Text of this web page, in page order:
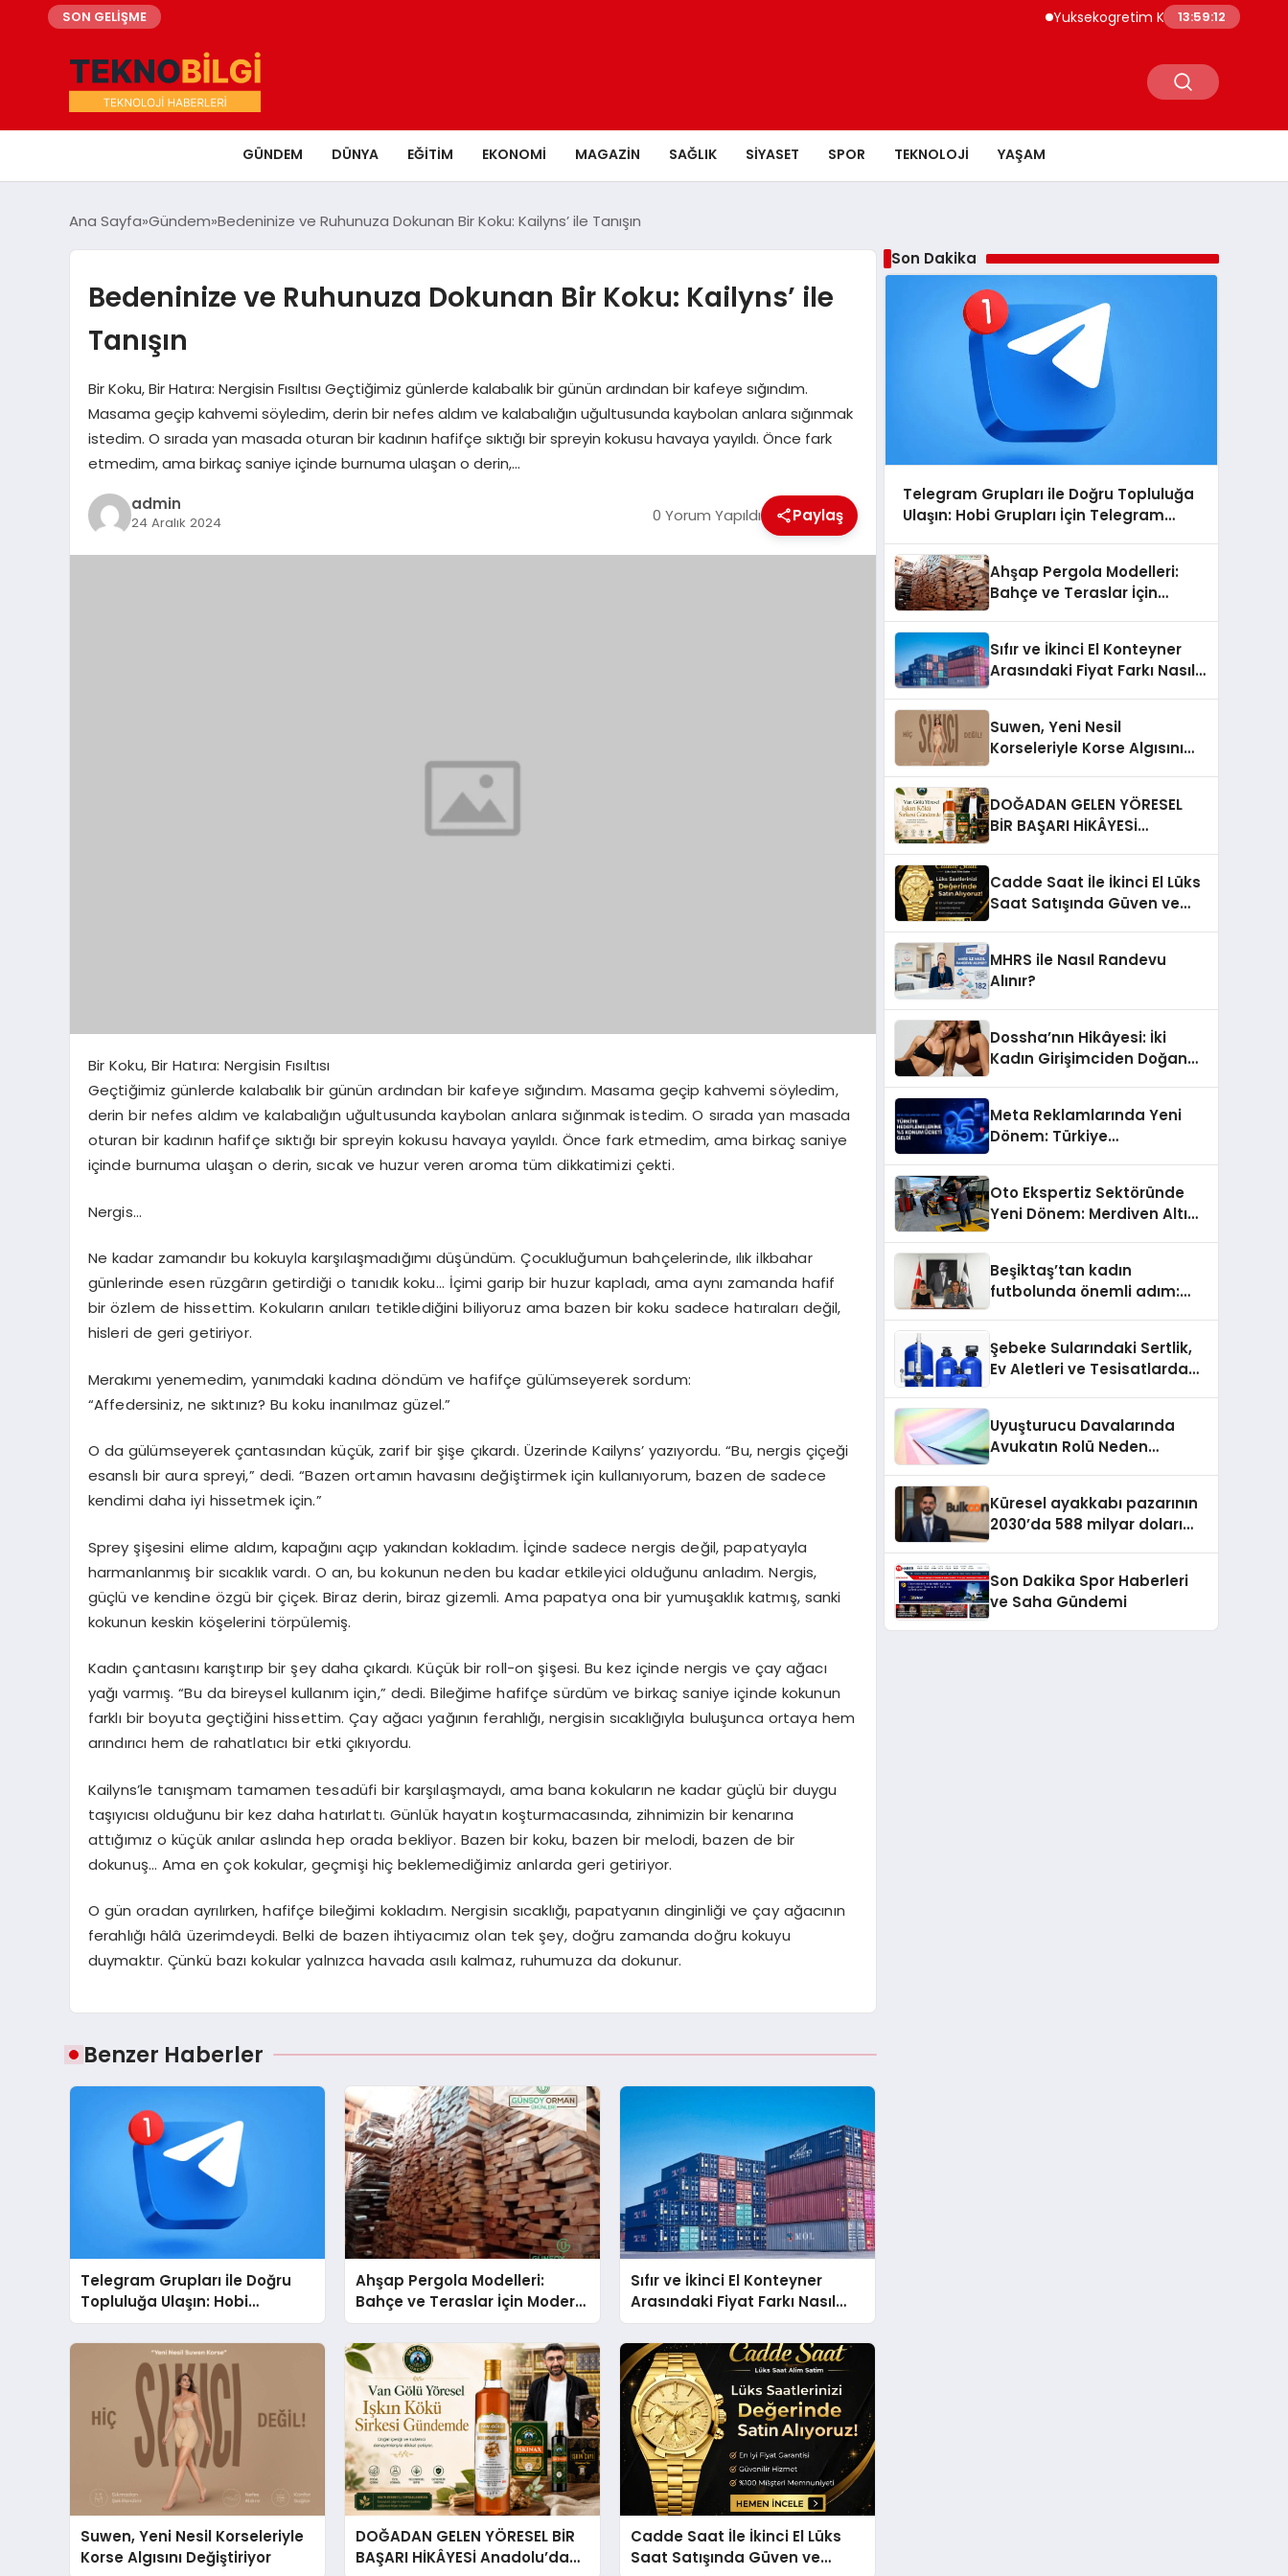
SON GELİŞME Yuksekogretim Kurumu Dijital
13:59:13
GÜNDEM DÜNYA EĞITIM EKONOMI MAGAZIN SAĞLIK SIYASET SPOR TEKNOLOJI YAŞAM
Ana Sayfa Gündem Bedeninize ve Ruhunuza Dokunan Bir Koku: Kailyns’ ile Tanışın
Bedeninize ve Ruhunuza Dokunan Bir Koku: Kailyns’ ile
Tanışın
Bir Koku, Bir Hatıra: Nergisin Fısıltısı Geçtiğimiz günlerde kalabalık bir günün ardından bir kafeye sığındım.
Masama geçip kahvemi söyledim, derin bir nefes aldım ve kalabalığın uğultusunda kaybolan anlara sığınmak
istedim. O sırada yan masada oturan bir kadının hafifçe sıktığı bir spreyin kokusu havaya yayıldı. Önce fark
etmedim, ama birkaç saniye içinde burnuma ulaşan o derin,…
admin
24 Aralık 2024 0 Yorum Yapıldı Paylaş
Bir Koku, Bir Hatıra: Nergisin Fısıltısı
Geçtiğimiz günlerde kalabalık bir günün ardından bir kafeye sığındım. Masama geçip kahvemi söyledim,
derin bir nefes aldım ve kalabalığın uğultusunda kaybolan anlara sığınmak istedim. O sırada yan masada
oturan bir kadının hafifçe sıktığı bir spreyin kokusu havaya yayıldı. Önce fark etmedim, ama birkaç saniye
içinde burnuma ulaşan o derin, sıcak ve huzur veren aroma tüm dikkatimizi çekti.
Nergis…
Ne kadar zamandır bu kokuyla karşılaşmadığımı düşündüm. Çocukluğumun bahçelerinde, ılık ilkbahar
günlerinde esen rüzgârın getirdiği o tanıdık koku… İçimi garip bir huzur kapladı, ama aynı zamanda hafif
bir özlem de hissettim. Kokuların anıları tetiklediğini biliyoruz ama bazen bir koku sadece hatıraları değil,
hisleri de geri getiriyor.
Merakımı yenemedim, yanımdaki kadına döndüm ve hafifçe gülümseyerek sordum:
“Affedersiniz, ne sıktınız? Bu koku inanılmaz güzel.”
O da gülümseyerek çantasından küçük, zarif bir şişe çıkardı. Üzerinde Kailyns’ yazıyordu. “Bu, nergis çiçeği
esanslı bir aura spreyi,” dedi. “Bazen ortamın havasını değiştirmek için kullanıyorum, bazen de sadece
kendimi daha iyi hissetmek için.”
Sprey şişesini elime aldım, kapağını açıp yakından kokladım. İçinde sadece nergis değil, papatyayla
harmanlanmış bir sıcaklık vardı. O an, bu kokunun neden bu kadar etkileyici olduğunu anladım. Nergis,
güçlü ve kendine özgü bir çiçek. Biraz derin, biraz gizemli. Ama papatya ona bir yumuşaklık katmış, sanki
kokunun keskin köşelerini törpülemiş.
Kadın çantasını karıştırıp bir şey daha çıkardı. Küçük bir roll-on şişesi. Bu kez içinde nergis ve çay ağacı
yağı varmış. “Bu da bireysel kullanım için,” dedi. Bileğime hafifçe sürdüm ve birkaç saniye içinde kokunun
farklı bir boyuta geçtiğini hissettim. Çay ağacı yağının ferahlığı, nergisin sıcaklığıyla buluşunca ortaya hem
arındırıcı hem de rahatlatıcı bir etki çıkıyordu.
Kailyns’le tanışmam tamamen tesadüfi bir karşılaşmaydı, ama bana kokuların ne kadar güçlü bir duygu
taşıyıcısı olduğunu bir kez daha hatırlattı. Günlük hayatın koşturmacasında, zihnimizin bir kenarına
attığımız o küçük anılar aslında hep orada bekliyor. Bazen bir koku, bazen bir melodi, bazen de bir
dokunuş… Ama en çok kokular, geçmişi hiç beklemediğimiz anlarda geri getiriyor.
O gün oradan ayrılırken, hafifçe bileğimi kokladım. Nergisin sıcaklığı, papatyanın dinginliği ve çay ağacının
ferahlığı hâlâ üzerimdeydi. Belki de bazen ihtiyacımız olan tek şey, doğru zamanda doğru kokuyu
duymaktır. Çünkü bazı kokular yalnızca havada asılı kalmaz, ruhumuza da dokunur.
Benzer Haberler
Telegram Grupları ile Doğru
Topluluğa Ulaşın: Hobi
Grupları İçin Telegram
Kullanımı
Ahşap Pergola Modelleri:
Bahçe ve Teraslar İçin Modern
Tasarım Fikirleri
Sıfır ve İkinci El Konteyner
Arasındaki Fiyat Farkı Nasıl
Oluşur?
Suwen, Yeni Nesil Korseleriyle
Korse Algısını Değiştiriyor
DOĞADAN GELEN YÖRESEL BİR
BAŞARI HİKÂYESİ Anadolu’dan
Cadde Saat İle İkinci El Lüks
Saat Satışında Güven ve
Son Dakika
Telegram Grupları ile Doğru Topluluğa
Ulaşın: Hobi Grupları İçin Telegram
Ahşap Pergola Modelleri:
Bahçe ve Teraslar İçin
Sıfır ve İkinci El Konteyner
Arasındaki Fiyat Farkı Nasıl
Suwen, Yeni Nesil
Korseleriyle Korse Algısını
DOĞADAN GELEN YÖRESEL
BİR BAŞARI HİKÂYESİ
Yöresel Işkın Kökü Sirkesi
Cadde Saat İle İkinci El Lüks
Saat Satışında Güven ve
MHRS ile Nasıl Randevu
Alınır?
Dossha’nın Hikâyesi: İki
Kadın Girişimciden Doğan
Meta Reklamlarında Yeni
Dönem: Türkiye
Oto Ekspertiz Sektöründe
Yeni Dönem: Merdiven Altı
Beşiktaş’tan kadın
futbolunda önemli adım:
Gündoğdu kulüp hafızasını
geleceğe taşıyacak
Şebeke Sularındaki Sertlik,
Ev Aletleri ve Tesisatlarda
Uyuşturucu Davalarında
Avukatın Rolü Neden
Küresel ayakkabı pazarının
2030’da 588 milyar doları
Son Dakika Spor Haberleri
ve Saha Gündemi